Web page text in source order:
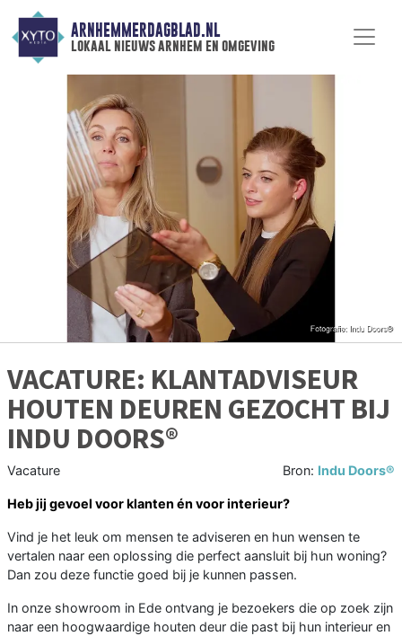
ARNHEMMERDAGBLAD.NL
lokaal nieuws arnhem en omgeving
VACATURE: KLANTADVISEUR
HOUTEN DEUREN GEZOCHT BIJ
INDU DOORS®
Vacature Bron: Indu Doors®
Heb jij gevoel voor klanten én voor interieur?
Vind je het leuk om mensen te adviseren en hun wensen te
vertalen naar een oplossing die perfect aansluit bij hun woning?
Dan zou deze functie goed bij je kunnen passen.
In onze showroom in Ede ontvang je bezoekers die op zoek zijn
naar een hoogwaardige houten deur die past bij hun interieur en